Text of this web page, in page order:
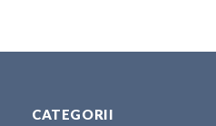
CATEGORII